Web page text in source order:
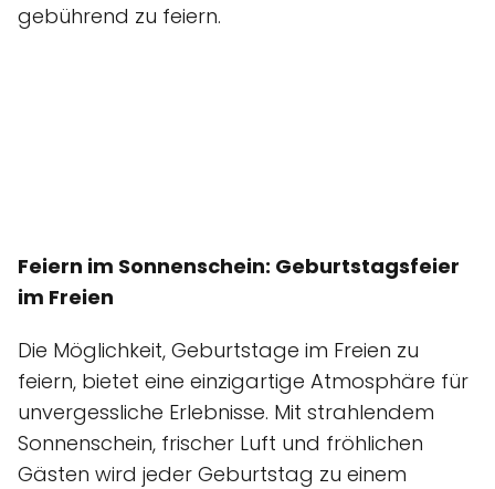
gebührend zu feiern.
Feiern im Sonnenschein: Geburtstagsfeier
im Freien
Die Möglichkeit, Geburtstage im Freien zu
feiern, bietet eine einzigartige Atmosphäre für
unvergessliche Erlebnisse. Mit strahlendem
Sonnenschein, frischer Luft und fröhlichen
Gästen wird jeder Geburtstag zu einem